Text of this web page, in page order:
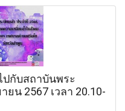
ปกับสถาบันพระ
ยน 2567 เวลา 20.10-